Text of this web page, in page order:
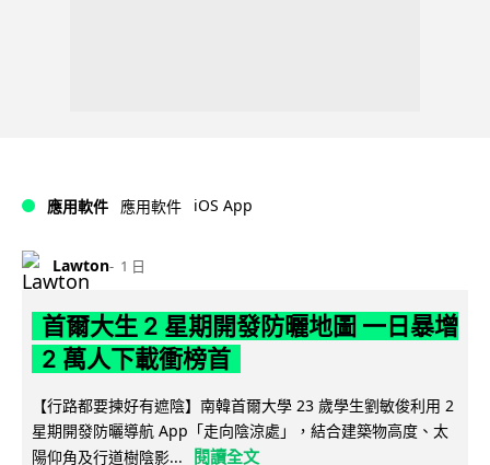
應用軟件 應用軟件 iOS App
Lawton 1 日
首爾大生 2 星期開發防曬地圖 一日暴增
2 萬人下載衝榜首
【行路都要揀好有遮陰】南韓首爾大學 23 歲學生劉敏俊利用 2
星期開發防曬導航 App「走向陰涼處」，結合建築物高度、太
陽仰角及行道樹陰影...
閱讀全文